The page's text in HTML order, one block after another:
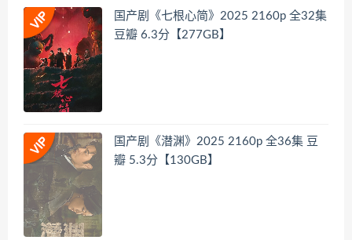
国产剧《七根心简》2025 2160p 全32集
豆瓣 6.3分【277GB】
国产剧《潜渊》2025 2160p 全36集 豆
瓣 5.3分【130GB】